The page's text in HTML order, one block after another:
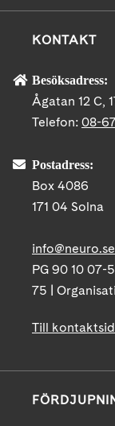
KONTAKT
Besöksadress:
Ågatan 12 C,
Telefon: 08-
Postadress:
Box 4086
171 04 Solna
info@neuro.se
PG 90 10 07-
75 |
Till